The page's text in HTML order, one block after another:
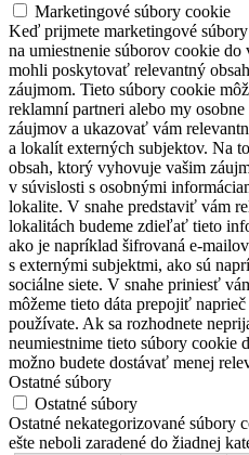
Marketingové súbory cookie
Keď prijmete marketingové
na umiestnenie súborov cookie do
mohli poskytovať relevantný
záujmom. Tieto súbory cookie
reklamní partneri alebo my
záujmov a ukazovať vám
a lokalít externých subjektov. Na
obsah, ktorý vyhovuje vašim
v súvislosti s osobnými
lokalite. V snahe predstaviť vám
lokalitách budeme zdieľať tieto
ako je napríklad šifrovaná e-
s externými subjektmi, ako sú
sociálne siete. V snahe priniesť
môžeme tieto dáta prepojiť
používate. Ak sa rozhodnete
neumiestnime tieto súbory cookie
možno budete dostávať menej
Ostatné súbory
Ostatné súbory
Ostatné nekategorizované súbory
ešte neboli zaradené do žiadnej